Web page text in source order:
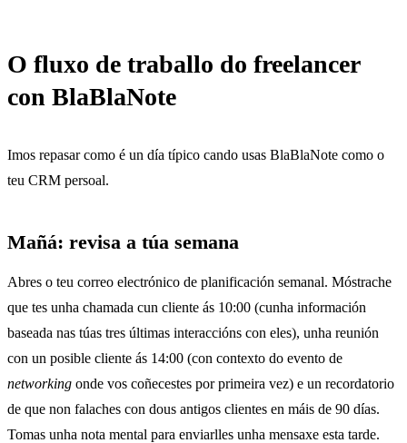
O fluxo de traballo do freelancer
con BlaBlaNote
Imos repasar como é un día típico cando usas BlaBlaNote como o
teu CRM persoal.
Mañá: revisa a túa semana
Abres o teu correo electrónico de planificación semanal. Móstrache
que tes unha chamada cun cliente ás 10:00 (cunha información
baseada nas túas tres últimas interaccións con eles), unha reunión
con un posible cliente ás 14:00 (con contexto do evento de
networking onde vos coñecestes por primeira vez) e un recordatorio
de que non falaches con dous antigos clientes en máis de 90 días.
Tomas unha nota mental para enviarlles unha mensaxe esta tarde.